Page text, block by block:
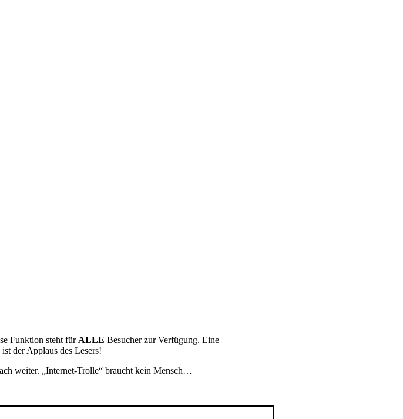
Funktion steht für ALLE Besucher zur Verfügung. Eine
der Applaus des Lesers!
weiter. „Internet-Trolle“ braucht kein Mensch…